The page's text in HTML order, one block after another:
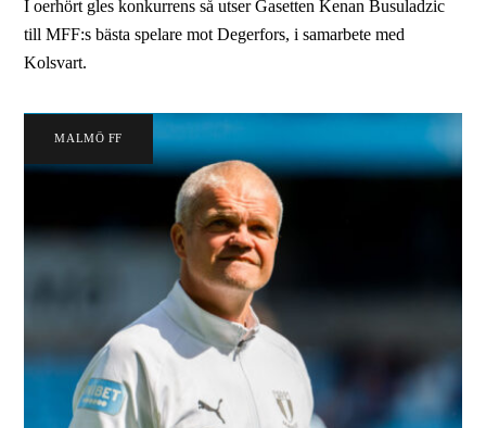
I oerhört gles konkurrens så utser Gasetten Kenan Busuladzic
till MFF:s bästa spelare mot Degerfors, i samarbete med
Kolsvart.
MALMÖ FF